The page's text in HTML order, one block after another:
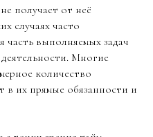
получает от неё
случаях часто
часть выполняемых задач
Многие
количество
в их прямые обязанности и